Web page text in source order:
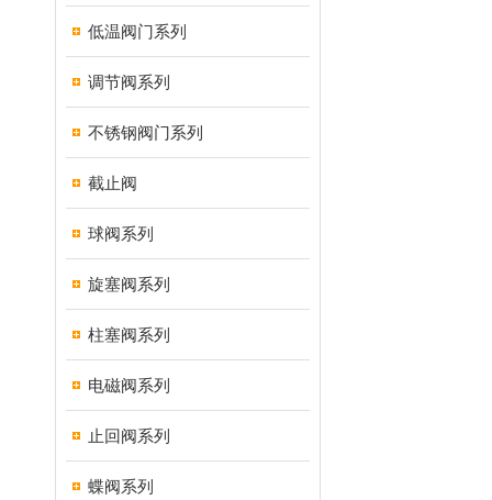
低温阀门系列
调节阀系列
不锈钢阀门系列
截止阀
球阀系列
旋塞阀系列
柱塞阀系列
电磁阀系列
止回阀系列
蝶阀系列